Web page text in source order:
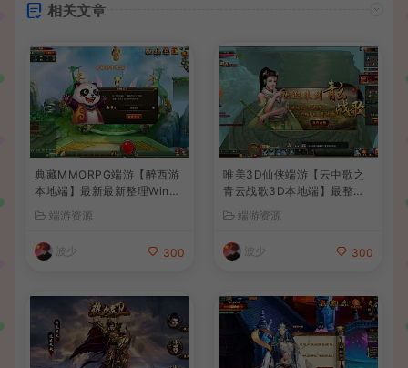
相关文章
典藏MMORPG端游【醉西游
本地端】最新最新整理Win系
+详细搭建教程
端游资源
波少 300
唯美3D仙侠端游【云中歌之
青云战歌3D本地端】最整理
M工具+详细搭建教程
端游资源
波少 300